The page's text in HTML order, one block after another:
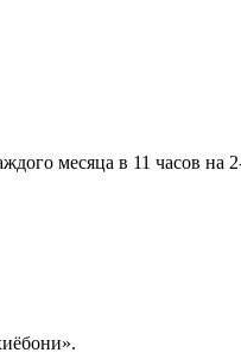
месяца в 11 часов